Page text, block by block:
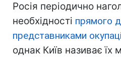
Росія періодично
необхідності прямого
представниками
однак Київ називає їх